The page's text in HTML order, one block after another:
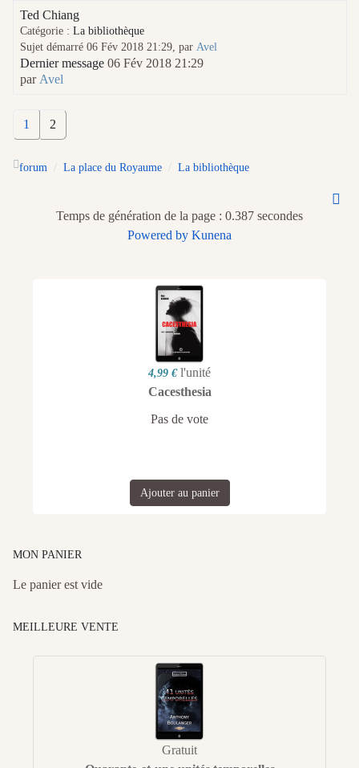
Ted Chiang
Catégorie : La bibliothèque
Sujet démarré 06 Fév 2018 21:29, par Avel
Dernier message 06 Fév 2018 21:29
par Avel
1 2
forum La place du Royaume La bibliothèque
Temps de génération de la page : 0.387 secondes
Powered by Kunena
4,99 € l'unité
Cacesthesia
Pas de vote
Ajouter au panier
MON PANIER
Le panier est vide
MEILLEURE VENTE
Gratuit